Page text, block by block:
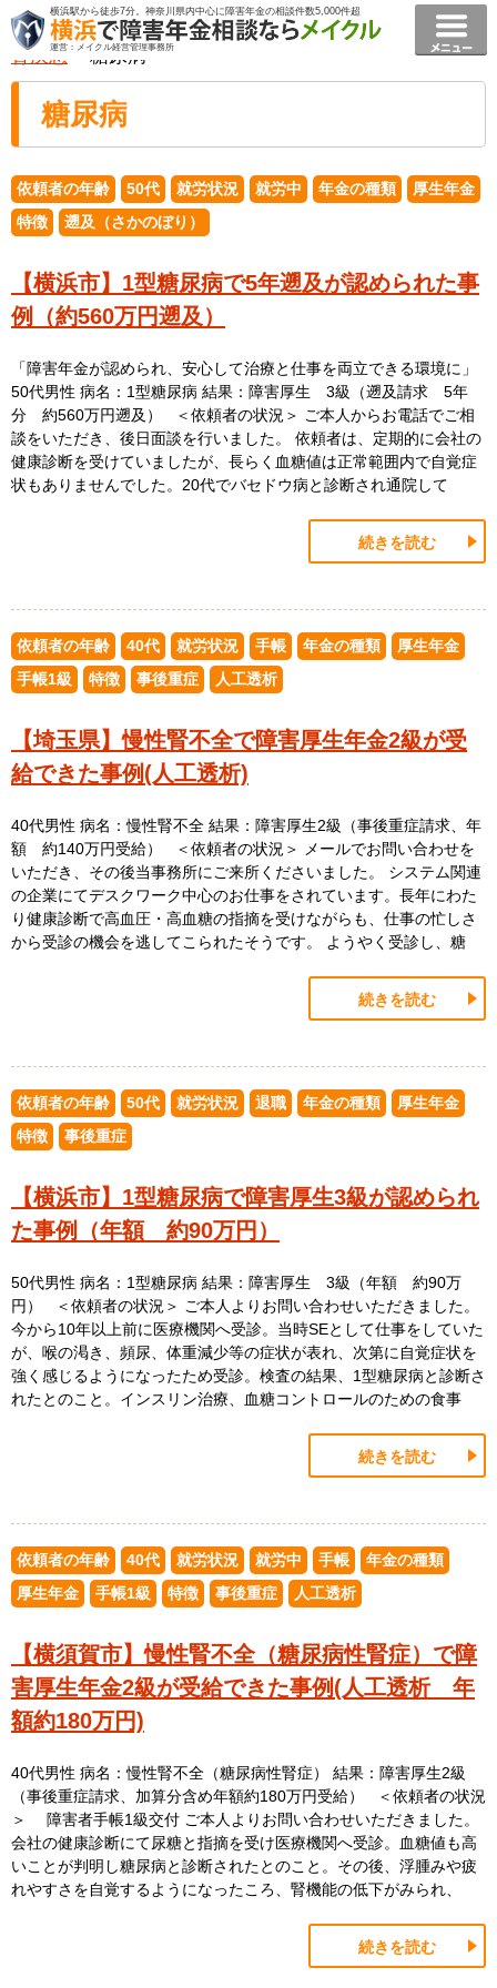
横浜駅から徒歩7分。神奈川県内中心に障害年金の相談件数5,000件超
運営：メイクル経営管理事務所
横浜で障害年金相談ならメイクル障害年金横浜 事例
腎疾患 > 糖尿病
糖尿病
依頼者の年齢 50代 就労状況 就労中 年金の種類
厚生年金
特徴
遡及（さかのぼり）
【横浜市】1型糖尿病で5年遡及が認められた事
例（約560万円遡及）
「障害年金が認められ、安心して治療と仕事を両立できる環境に」
50代男性 病名：1型糖尿病 結果：障害厚生 3級（遡及請求 5年
分 約560万円遡及） ＜依頼者の状況＞ ご本人からお電話でご相
談をいただき、後日面談を行いました。 依頼者は、定期的に会社の
健康診断を受けていましたが、長らく血糖値は正常範囲内で自覚症
状もありませんでした。20代でバセドウ病と診断され通院して
続きを読む
依頼者の年齢 40代 就労状況 手帳 年金の種類
厚生年金
手帳1級
特徴 事後重症 人工透析
【埼玉県】慢性腎不全で障害厚生年金2級が受
給できた事例(人工透析)
40代男性 病名：慢性腎不全 結果：障害厚生2級（事後重症請求、年
額 約140万円受給） ＜依頼者の状況＞ メールでお問い合わせを
いただき、その後当事務所にご来所くださいました。 システム関連
の企業にてデスクワーク中心のお仕事をされています。長年にわた
り健康診断で高血圧・高血糖の指摘を受けながらも、仕事の忙しさ
から受診の機会を逃してこられたそうです。 ようやく受診し、糖
続きを読む
依頼者の年齢 50代 就労状況 退職 年金の種類
厚生年金
特徴
事後重症
【横浜市】1型糖尿病で障害厚生3級が認められ
た事例（年額 約90万円）
50代男性 病名：1型糖尿病 結果：障害厚生 3級（年額 約90万
円） ＜依頼者の状況＞ ご本人よりお問い合わせいただきました。
今から10年以上前に医療機関へ受診。当時SEとして仕事をしていた
が、喉の渇き、頻尿、体重減少等の症状が表れ、次第に自覚症状を
強く感じるようになったため受診。検査の結果、1型糖尿病と診断さ
れたとのこと。インスリン治療、血糖コントロールのための食事
続きを読む
依頼者の年齢 40代 就労状況 就労中 手帳
年金の種類
厚生年金
手帳1級 特徴 事後重症 人工透析
【横須賀市】慢性腎不全（糖尿病性腎症）で障
害厚生年金2級が受給できた事例(人工透析 年
額約180万円)
40代男性 病名：慢性腎不全（糖尿病性腎症） 結果：障害厚生2級
（事後重症請求、加算分含め年額約180万円受給） ＜依頼者の状況
＞ 障害者手帳1級交付 ご本人よりお問い合わせいただきました。
会社の健康診断にて尿糖と指摘を受け医療機関へ受診。血糖値も高
いことが判明し糖尿病と診断されたとのこと。その後、浮腫みや疲
れやすさを自覚するようになったころ、腎機能の低下がみられ、
続きを読む